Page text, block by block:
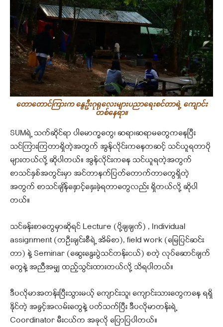
တောတောင်ကြားက နွေဦးဂုရုလေးများပညာရေးစင်တာရဲ့ ‌‌ကျောင်း
တစ်နေရာ။
SUMရဲ့ သက်ဆိုင်ရာ ပါမောက္ခတွေ၊ ဆရာ၊ဆရာမတွေကနေပြီး
သင်ကြားကြတာရှိတဲ့အတွက် အွန်လိုင်းကနေတဆင့် သင်ယူရတာပို
များတယ်လို့ ဆိုပါတယ်။ အွန်လိုင်းကနေ သင်ယူရတဲ့အတွက်
စာသင်နှစ်အတွင်းမှာ အင်တာနက်ပြတ်တောက်တာတွေရှိတဲ့
အတွက် စာသင်ချိန်နှောင့်နှေးခဲ့ရတာတွေလည်း ရှိတယ်လို့ ဆိုပါ
တယ်။
သင်ခန်းစာတွေမှာဆိုရင် Lecture (ပို့ချချက်) , Individual
assignment (တဦးချင်းစီရဲ့ အိမ်စာ), field work (မြေပြင်ဆင်း
တာ) နဲ့ Seminar (ဆွေးနွေးပွဲသင်တန်းငယ်) စတဲ့ လုပ်ဆောင်ချက်
တွေနဲ့ အညီအမျှ ထည့်သွင်းထားတယ်လို့ သိရပါတယ်။
ဒီပလိုမာအတန်းပြီးသွားမယ့် ကျောင်းသူ၊ ကျောင်းသားတွေကနေ ရရှိ
နိုင်တဲ့ အခွင့်အလမ်းတွေနဲ့ ပတ်သက်ပြီး ဒီပလိုမာတန်းရဲ့
Coordinator မီးငယ်က အခုလို ပြောပြပါတယ်။